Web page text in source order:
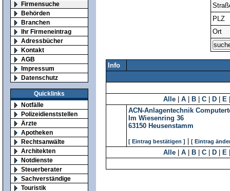
Firmensuche
Behörden
Branchen
Ihr Firmeneintrag
Adressbücher
Kontakt
AGB
Impressum
Datenschutz
Quicklinks
Notfälle
Polizeidienststellen
Ärzte
Apotheken
Rechtsanwälte
Architekten
Notdienste
Steuerberater
Sachverständige
Touristik
PLZ
Ort
Info
Alle A B C D E
ACN-Anlagentechnik
Im Wiesenring 36
63150 Heusenstamm
[ Eintrag bestätigen ] [ Eintrag
Alle A B C D E